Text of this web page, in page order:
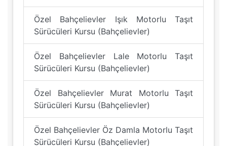
Özel Bahçelievler Işık Motorlu Taşıt
Sürücüleri Kursu (Bahçelievler)
Özel Bahçelievler Lale Motorlu Taşıt
Sürücüleri Kursu (Bahçelievler)
Özel Bahçelievler Murat Motorlu Taşıt
Sürücüleri Kursu (Bahçelievler)
Özel Bahçelievler Öz Damla Motorlu Taşıt
Sürücüleri Kursu (Bahçelievler)